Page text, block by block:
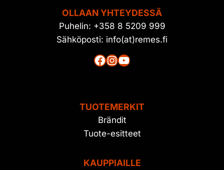
OLLAAN YHTEYDESSÄ
Puhelin: +358 8 5209 999
Sähköposti: info(at)remes.fi
Facebook
Instagram
YouTube
TUOTEMERKIT
Brändit
Tuote-esitteet
KAUPPIAILLE